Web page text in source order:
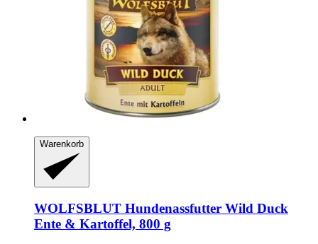
Warenkorb
WOLFSBLUT Hundenassfutter Wild Duck
Ente & Kartoffel, 800 g